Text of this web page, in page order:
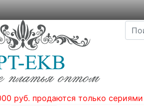
руб. продаются только сериями